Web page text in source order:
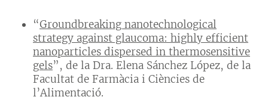
“Groundbreaking nanotechnological
strategy against glaucoma: highly efficient
nanoparticles dispersed in thermosensitive
gels”, de la Dra. Elena Sánchez López, de la
Facultat de Farmàcia i Ciències de
l’Alimentació.